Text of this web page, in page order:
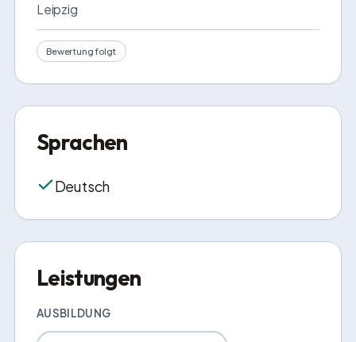
Leipzig
Bewertung folgt
Sprachen
Deutsch
Leistungen
AUSBILDUNG